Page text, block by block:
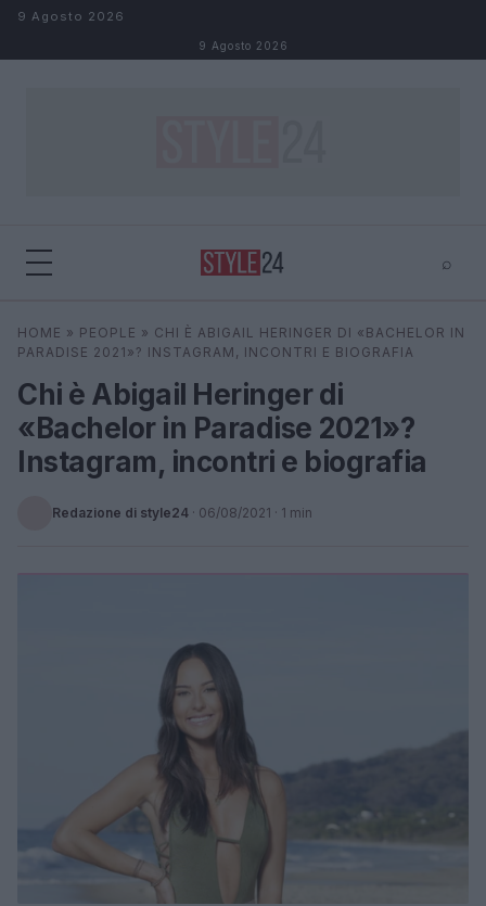
Salta al contenuto
9 Agosto 2026
9 Agosto 2026
⌕
Cerca ⌕ ×
HOME » PEOPLE » CHI È ABIGAIL HERINGER DI «BACHELOR IN
PARADISE 2021»? INSTAGRAM, INCONTRI E BIOGRAFIA
Chi è Abigail Heringer di
«Bachelor in Paradise 2021»?
Instagram, incontri e biografia
Redazione di style24 · 06/08/2021 · 1 min